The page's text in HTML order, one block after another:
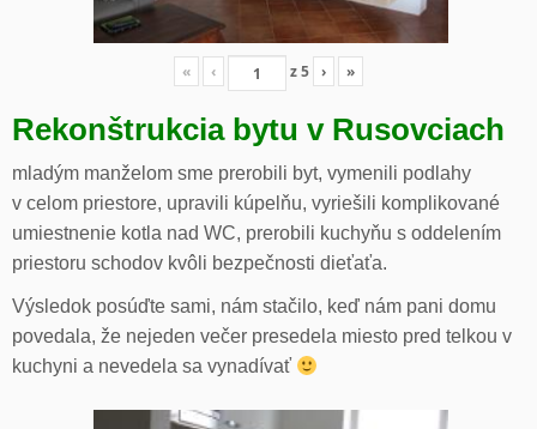
« ‹ z5 › »
Rekonštrukcia bytu v Rusovciach
mladým manželom sme prerobili byt, vymenili podlahy
v celom priestore, upravili kúpelňu, vyriešili komplikované
umiestnenie kotla nad WC, prerobili kuchyňu s oddelením
priestoru schodov kvôli bezpečnosti dieťaťa.
Výsledok posúďte sami, nám stačilo, keď nám pani domu
povedala, že nejeden večer presedela miesto pred telkou v
kuchyni a nevedela sa vynadívať